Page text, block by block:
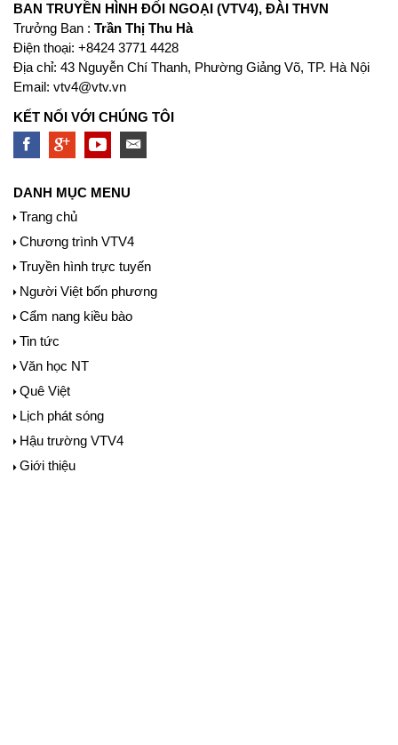
BAN TRUYỀN HÌNH ĐỐI NGOẠI (VTV4), ĐÀI THVN
Trưởng Ban : Trần Thị Thu Hà
Ðiện thoại: +8424 3771 4428
Địa chỉ: 43 Nguyễn Chí Thanh, Phường Giảng Võ, TP. Hà Nội
Email: vtv4@vtv.vn
KẾT NỐI VỚI CHÚNG TÔI
DANH MỤC MENU
Trang chủ
Chương trình VTV4
Truyền hình trực tuyến
Người Việt bốn phương
Cẩm nang kiều bào
Tin tức
Văn học NT
Quê Việt
Lịch phát sóng
Hậu trường VTV4
Giới thiệu